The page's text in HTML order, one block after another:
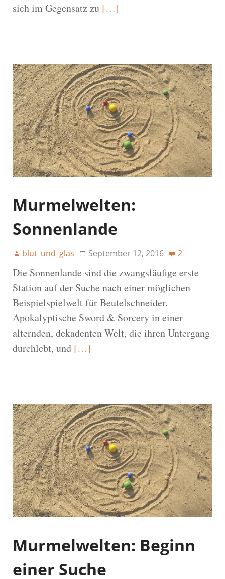
sich im Gegensatz zu […]
Murmelwelten:
Sonnenlande
blut_und_glas September 12, 2016 2
Die Sonnenlande sind die zwangsläufige erste
Station auf der Suche nach einer möglichen
Beispielspielwelt für Beutelschneider.
Apokalyptische Sword & Sorcery in einer
alternden, dekadenten Welt, die ihren Untergang
durchlebt, und […]
Murmelwelten: Beginn
einer Suche